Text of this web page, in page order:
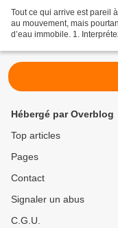
Tout ce qui arrive est pareil
au mouvement, mais
d’eau immobile. 1.
Hébergé par Overblog
Top articles
Pages
Contact
Signaler un abus
C.G.U.